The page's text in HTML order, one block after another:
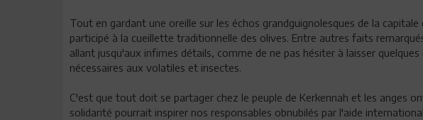
Tout en gardant une oreille sur les échos grandguignolesques de la
participé à la cueillette traditionnelle des olives. Entre autres faits
allant jusqu'aux infimes détails, comme de ne pas hésiter à laisser
nécessaires aux volatiles et insectes.
C'est que tout doit se partager chez le peuple de Kerkennah et les anges
solidarité pourrait inspirer nos responsables obnubilés par l'aide